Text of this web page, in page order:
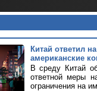
Китай ответил
американские
В среду Китай
ответной меры
ограничения на